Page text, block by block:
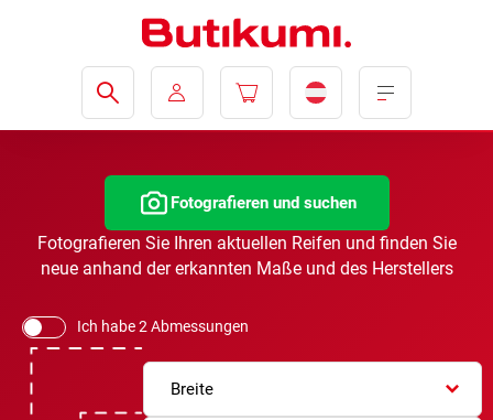
Fotografieren und suchen
Fotografieren Sie Ihren aktuellen Reifen und finden Sie
neue anhand der erkannten Maße und des Herstellers
Ich habe 2 Abmessungen
Breite